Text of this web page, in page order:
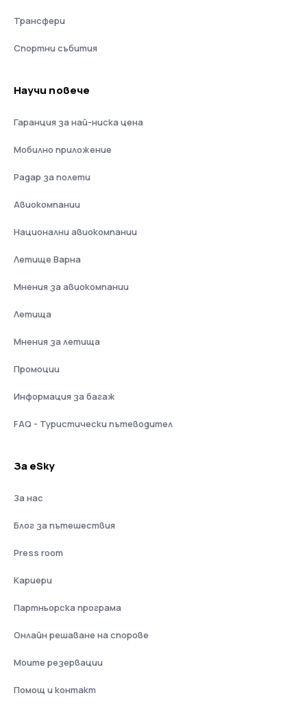
Трансфери
Спортни събития
Научи повече
Гаранция за най-ниска цена
Мобилно приложение
Радар за полети
Авиокомпании
Национални авиокомпании
Летище Варна
Мнения за авиокомпании
Летища
Мнения за летища
Промоции
Информация за багаж
FAQ - Туристически пътеводител
За eSky
За нас
Блог за пътешествия
Press room
Кариери
Партньорска програма
Онлайн решаване на спорове
Моите резервации
Помощ и контакт